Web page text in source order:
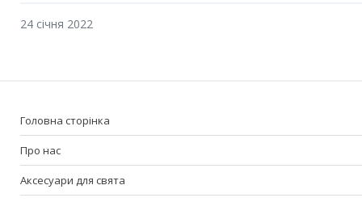
24 січня 2022
Головна сторінка
Про нас
Аксесуари для свята